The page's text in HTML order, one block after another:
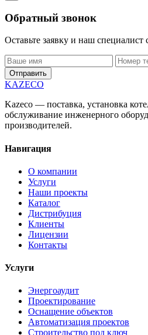
Обратный звонок
Оставьте заявку и наш специалист
Отправить
KAZECO
Kazeco — поставка, установка
обслуживание инженерного
производителей.
Навигация
О компании
Услуги
Наши проекты
Каталог
Дистрибуция
Клиенты
Лицензии
Контакты
Услуги
Энергоаудит
Проектирование
Оснащение объектов
Автоматизация проектов
Строительство под ключ